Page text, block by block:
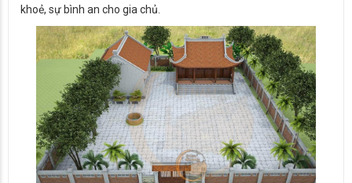
khoẻ, sự bình an cho gia chủ.